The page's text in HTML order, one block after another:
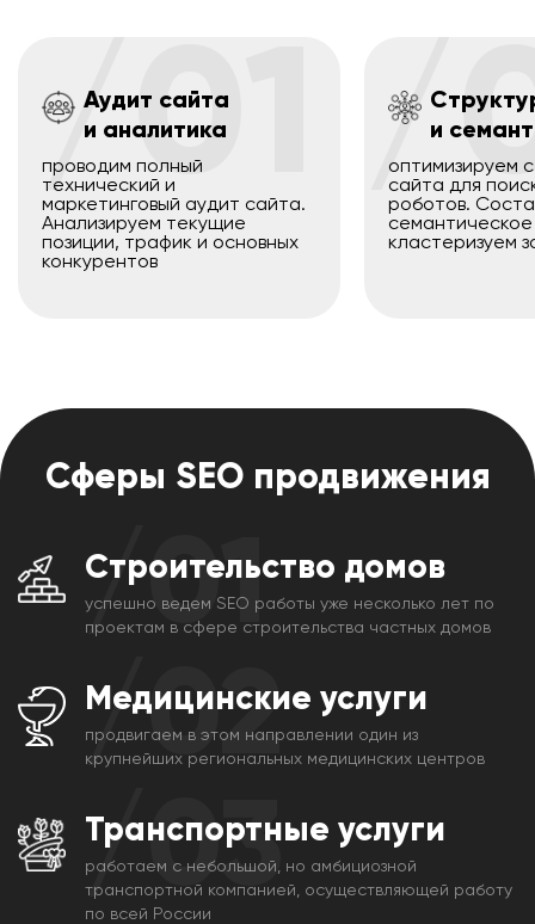
/01
Аудит сайта
и аналитика
проводим полный
технический и
маркетинговый аудит сайта.
Анализируем текущие
позиции, трафик и основных
конкурентов
/и
оптимизируем
сайта для
роботов.
кластеризуем
Сферы SEO продвижения
/01
Строительство домов
успешно ведем SЕО работы уже несколько лет по
проектам в сфере строительства частных домов
/02
Медицинские услуги
продвигаем в этом направлении один из
крупнейших региональных медицинских центров
/03
Транспортные услуги
работаем с небольшой, но амбициозной
транспортной компанией, осуществляющей работу
по всей России